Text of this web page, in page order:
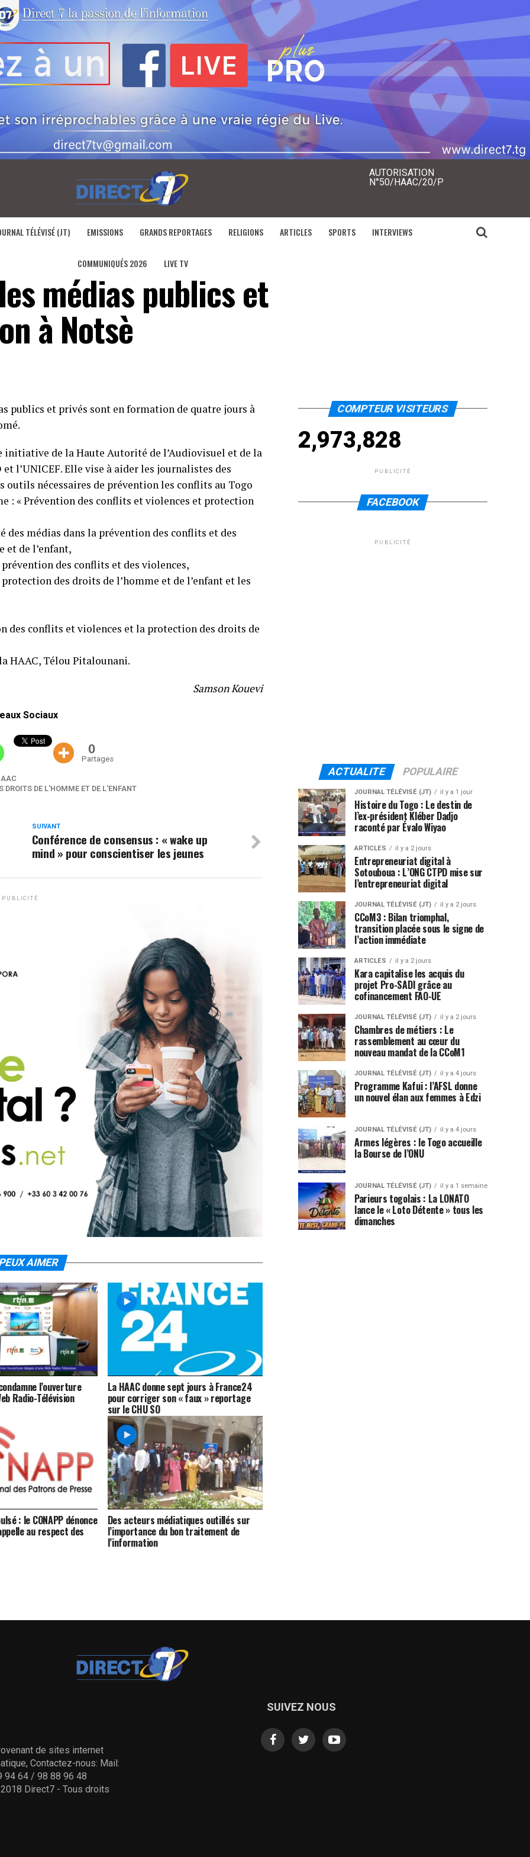
AUTORISATION
N°50/HAAC/20/P
TÉLÉVISÉ (JT) EMISSIONS GRANDS REPORTAGES RELIGIONS ARTICLES SPORTS INTERVIEWS
COMMUNIQUÉS 2026 LIVE TV
médias publics et
à Notsè
publics et privés sont en formation de quatre jours à
initiative de la Haute Autorité de l’Audiovisuel et de la
l’UNICEF. Elle vise à aider les journalistes des
nécessaires de prévention les conflits au Togo
: « Prévention des conflits et violences et protection
médias dans la prévention des conflits et des
et de l’enfant,
des conflits et des violences,
des droits de l’homme et de l’enfant et les
des conflits et violences et la protection des droits de
HAAC, Télou Pitalounani.
Samson Kouevi
Sociaux
0
Partages
DROITS DE L'HOMME ET DE L'ENFANT
SUIVANT
Conférence de consensus : « wake up
mind » pour conscientiser les jeunes
PUBLICITÉ
AIMER
l’ouverture
Radio-Télévision
La HAAC donne sept jours à France24
pour corriger son « faux » reportage
sur le CHU SO
: le CONAPP dénonce
au respect des
Des acteurs médiatiques outillés sur
l’importance du bon traitement de
l’information
COMPTEUR VISITEURS
2,973,828
PUBLICITÉ
FACEBOOK
PUBLICITÉ
ACTUALITE POPULAIRE
JOURNAL TÉLÉVISÉ (JT) il y a 1 jour
Histoire du Togo : Le destin de
l’ex-président Kléber Dadjo
raconté par Évalo Wiyao
ARTICLES il y a 2 jours
Entrepreneuriat digital à
Sotouboua : L’ONG CTPD mise sur
l’entrepreneuriat digital
JOURNAL TÉLÉVISÉ (JT) il y a 2 jours
CCoM3 : Bilan triomphal,
transition placée sous le signe de
l’action immédiate
ARTICLES il y a 2 jours
Kara capitalise les acquis du
projet Pro-SADI grâce au
cofinancement FAO-UE
JOURNAL TÉLÉVISÉ (JT) il y a 2 jours
Chambres de métiers : Le
rassemblement au cœur du
nouveau mandat de la CCoM1
JOURNAL TÉLÉVISÉ (JT) il y a 4 jours
Programme Kafui : l’AFSL donne
un nouvel élan aux femmes à Edzi
JOURNAL TÉLÉVISÉ (JT) il y a 4 jours
Armes légères : le Togo accueille
la Bourse de l’ONU
JOURNAL TÉLÉVISÉ (JT) il y a 1 semaine
Parieurs togolais : La LONATO
lance le « Loto Détente » tous les
dimanches
de sites internet
Contactez-nous: Mail:
94 64 / 98 88 96 48
Direct7 - Tous droits
SUIVEZ NOUS